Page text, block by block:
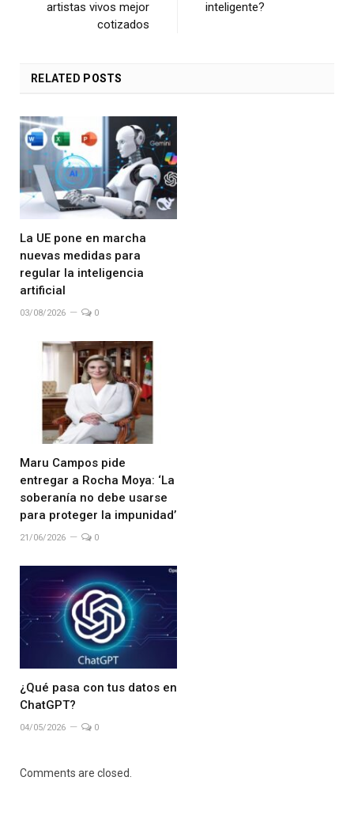
artistas vivos mejor
cotizados
inteligente?
RELATED POSTS
La UE pone en marcha
nuevas medidas para
regular la inteligencia
artificial
03/08/2026 0
Maru Campos pide
entregar a Rocha Moya: ‘La
soberanía no debe usarse
para proteger la impunidad’
21/06/2026 0
¿Qué pasa con tus datos en
ChatGPT?
04/05/2026 0
Comments are closed.